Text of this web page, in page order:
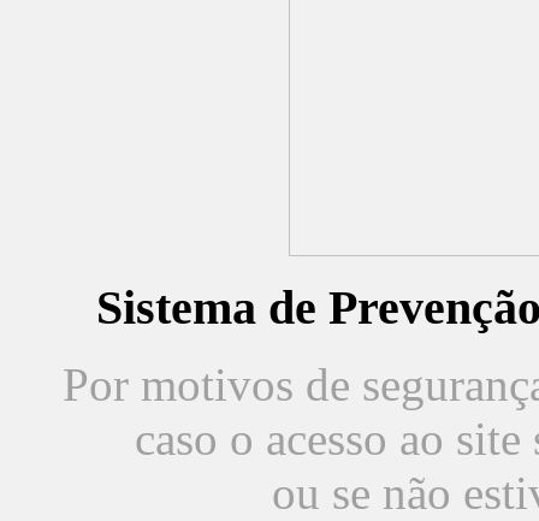
Sistema de
Por motivos de
caso o acesso ao
ou se não